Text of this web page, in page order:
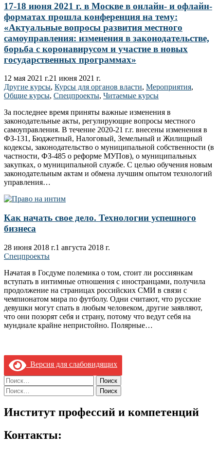
17-18 июня 2021 г. в Москве в онлайн- и офлайн-
форматах прошла конференция на тему:
«Актуальные вопросы развития местного
самоуправления: изменения в законодательстве,
борьба с коронавирусом и участие в новых
государственных программах»
12 мая 2021 г.21 июня 2021 г.
Другие курсы, Курсы для органов власти, Мероприятия,
Общие курсы, Спецпроекты, Читаемые курсы
За последнее время приняты важные изменения в
законодательные акты, регулирующие вопросы местного
самоуправления. В течение 2020-21 г.г. внесены изменения в
ФЗ-131, Бюджетный, Налоговый, Земельный и Жилищный
кодексы, законодательство о муниципальной собственности (в
частности, ФЗ-485 о реформе МУПов), о муниципальных
закупках, о муниципальной службе. С целью обучения новым
законодательным актам и обмена лучшим опытом технологий
управления…
Как начать свое дело. Технологии успешного
бизнеса
28 июня 2018 г.1 августа 2018 г.
Спецпроекты
Начатая в Госдуме полемика о том, стоит ли россиянкам
вступать в интимные отношения с иностранцами, получила
продолжение на страницах российских СМИ в связи с
чемпионатом мира по футболу. Одни считают, что русские
девушки могут спать в любым человеком, другие заявляют,
что они позорят себя и страну, потому что ведут себя на
мундиале крайне непристойно. Полярные…
Версия для слабовидящих
Найти:
Найти:
Институт профессий и компетенций
Контакты: